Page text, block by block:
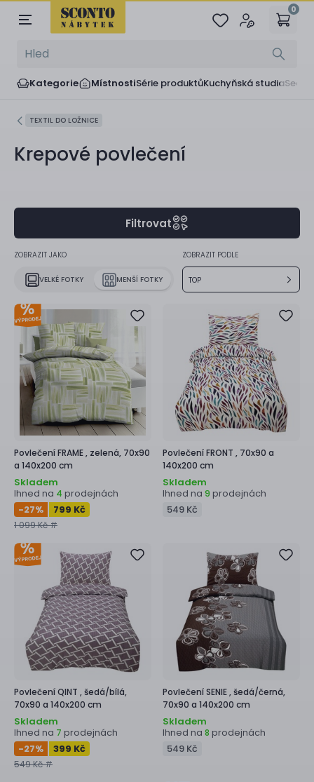
0
Kategorie MístnostiSérie produktůKuchyňská studia
TEXTIL DO LOŽNICE
Krepové povlečení
Filtrovat
ZOBRAZIT JAKO
VELKÉ FOTKY MENŠÍ FOTKY
ZOBRAZIT PODLE
TOP
PovlečeníFRAME , zelená, 70x90
a 140x200 cm
Skladem
Ihned na 4 prodejnách
-27% 799 Kč
1 099 Kč #
PovlečeníFRONT , 70x90 a
140x200 cm
Skladem
Ihned na 9 prodejnách
549 Kč
PovlečeníQINT ,šedá/bílá,
70x90 a 140x200 cm
Skladem
Ihned na 7 prodejnách
-27% 399 Kč
549 Kč #
PovlečeníSENIE ,šedá/černá,
70x90 a 140x200 cm
Skladem
Ihned na 8 prodejnách
549 Kč